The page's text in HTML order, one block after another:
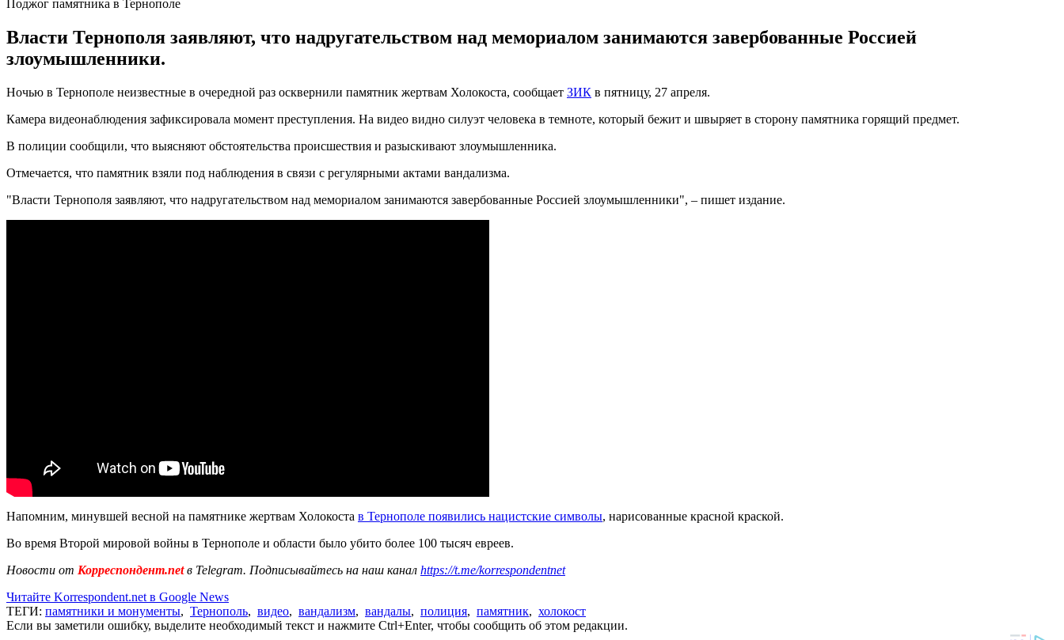
Поджог памятника в Тернополе
Власти Тернополя заявляют, что надругательством над мемориалом занимаются завербованные Россией
злоумышленники.
Ночью в Тернополе неизвестные в очередной раз осквернили памятник жертвам Холокоста, сообщает ЗИК в пятницу, 27 апреля.
Камера видеонаблюдения зафиксировала момент преступления. На видео видно силуэт человека в темноте, который бежит и швыряет в сторону памятника горящий предмет.
В полиции сообщили, что выясняют обстоятельства происшествия и разыскивают злоумышленника.
Отмечается, что памятник взяли под наблюдения в связи с регулярными актами вандализма.
"Власти Тернополя заявляют, что надругательством над мемориалом занимаются завербованные Россией злоумышленники", – пишет издание.
Напомним, минувшей весной на памятнике жертвам Холокоста в Тернополе появились нацистские символы, нарисованные красной краской.
Во время Второй мировой войны в Тернополе и области было убито более 100 тысяч евреев.
Новости от Корреспондент.netв Telegram. Подписывайтесь на наш канал https://t.me/korrespondentnet
Читайте Korrespondent.net в Google News
ТЕГИ: памятники и монументы, Тернополь, видео, вандализм, вандалы, полиция, памятник, холокост
Если вы заметили ошибку, выделите необходимый текст и нажмите Ctrl+Enter, чтобы сообщить об этом редакции.